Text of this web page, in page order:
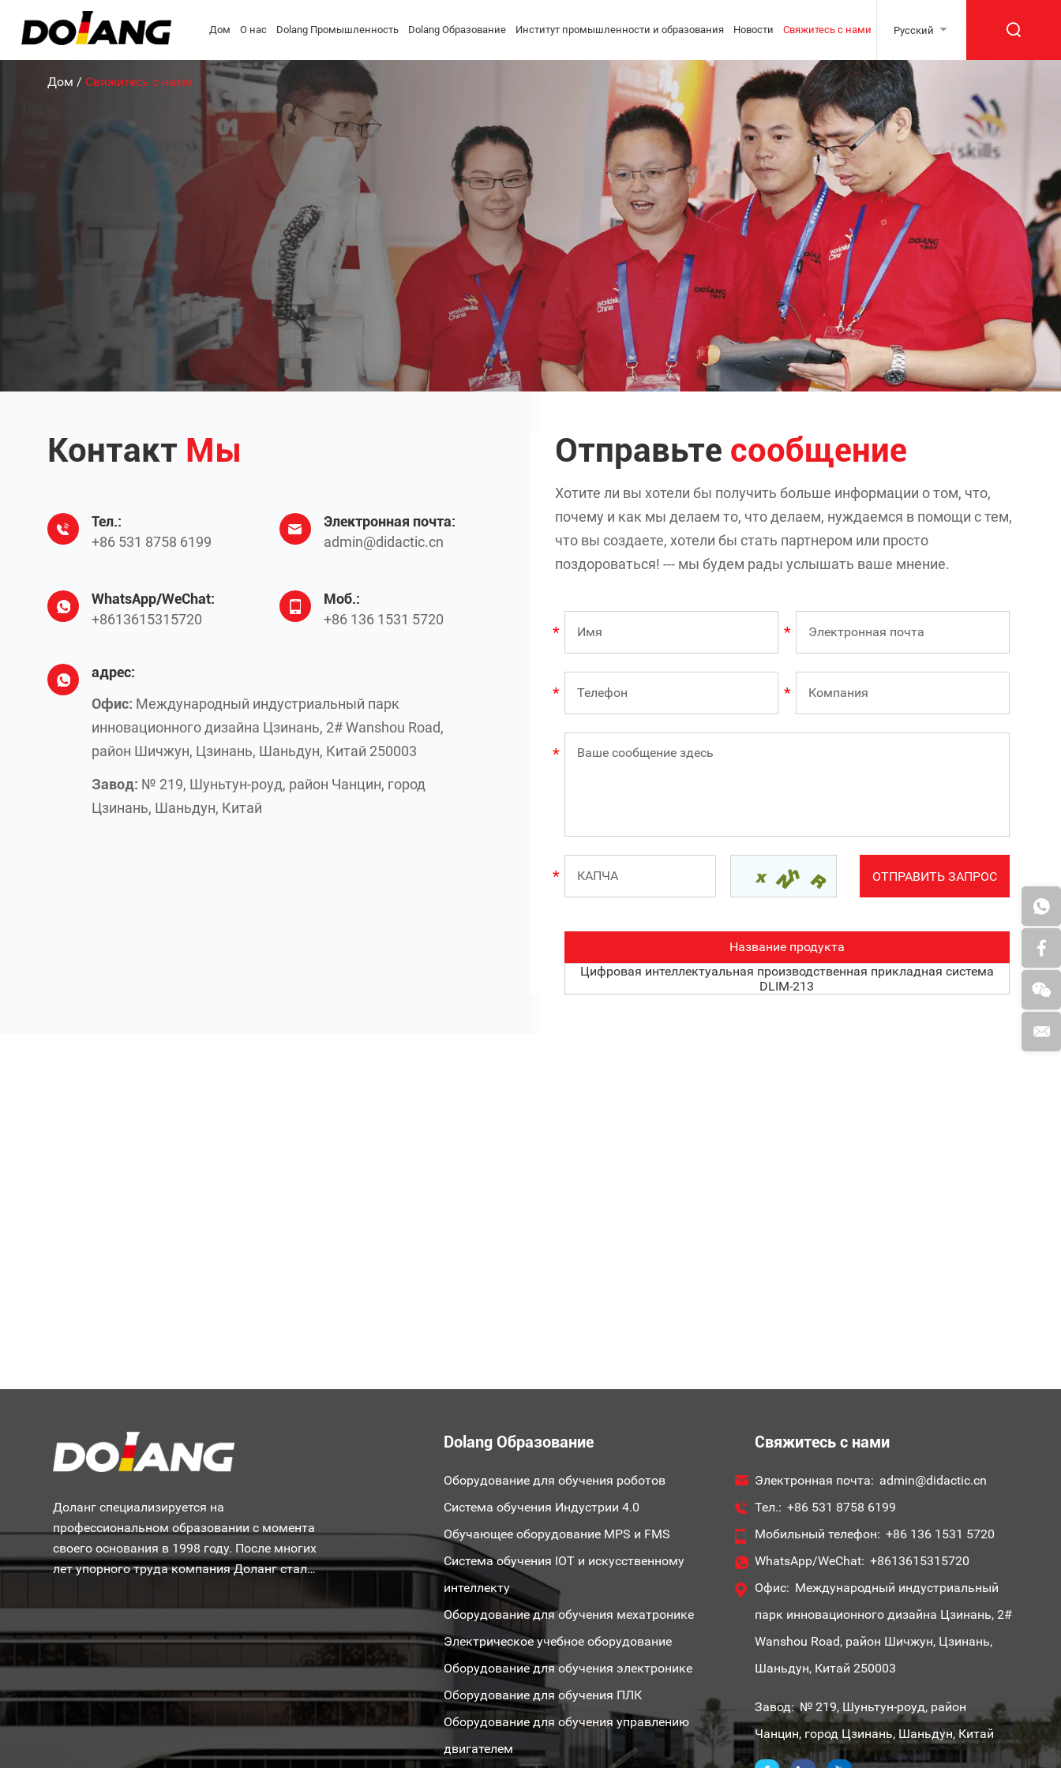
Дом О нас Dolang Промышленность Dolang Образование Институт промышленности и образования Новости Свяжитесь с нами Русский
Дом / Свяжитесь с нами
Контакт Мы
Тел.:
+86 531 8758 6199
Электронная почта:
admin@didactic.cn
WhatsApp/WeChat:
+8613615315720
Моб.:
+86 136 1531 5720
адрес:
Офис: Международный индустриальный парк
инновационного дизайна Цзинань, 2# Wanshou Road,
район Шичжун, Цзинань, Шаньдун, Китай 250003
Завод: № 219, Шуньтун-роуд, район Чанцин, город
Цзинань, Шаньдун, Китай
Отправьте сообщение
Хотите ли вы хотели бы получить больше информации о том, что,
почему и как мы делаем то, что делаем, нуждаемся в помощи с тем,
что вы создаете, хотели бы стать партнером или просто
поздороваться! --- мы будем рады услышать ваше мнение.
Название продукта
Цифровая интеллектуальная производственная прикладная система
DLIM-213
Доланг специализируется на
профессиональном образовании с момента
своего основания в 1998 году. После многих
лет упорного труда компания Доланг стала
производителей учебного оборудования.
Dolang Образование
Оборудование для обучения роботов
Система обучения Индустрии 4.0
Обучающее оборудование MPS и FMS
Система обучения IOT и искусственному
интеллекту
Оборудование для обучения мехатронике
Электрическое учебное оборудование
Оборудование для обучения электронике
Оборудование для обучения ПЛК
Оборудование для обучения управлению
двигателем
Свяжитесь с нами
Электронная почта: admin@didactic.cn
Тел.: +86 531 8758 6199
Мобильный телефон: +86 136 1531 5720
WhatsApp/WeChat: +8613615315720
Офис: Международный индустриальный
парк инновационного дизайна Цзинань, 2#
Wanshou Road, район Шичжун, Цзинань,
Шаньдун, Китай 250003
Завод: № 219, Шуньтун-роуд, район
Чанцин, город Цзинань, Шаньдун, Китай